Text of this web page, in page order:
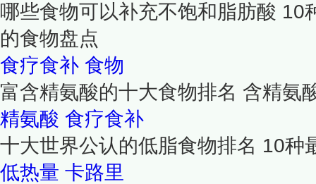
哪些食物可以补充不饱和脂肪酸 10
的食物盘点
食疗食补 食物
富含精氨酸的十大食物排名 含精氨
精氨酸 食疗食补
十大世界公认的低脂食物排名 10种
低热量 卡路里